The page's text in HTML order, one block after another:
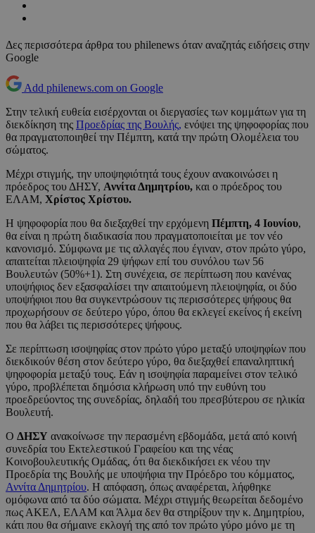
Δες περισσότερα άρθρα του philenews όταν αναζητάς ειδήσεις στην
Google
Add philenews.com on Google
Στην τελική ευθεία εισέρχονται οι διεργασίες των κομμάτων για τη
διεκδίκηση της Προεδρίας της Βουλής, ενόψει της ψηφοφορίας που
θα πραγματοποιηθεί την Πέμπτη, κατά την πρώτη Ολομέλεια του
σώματος.
Μέχρι στιγμής, την υποψηφιότητά τους έχουν ανακοινώσει η
πρόεδρος του ΔΗΣΥ, Αννίτα Δημητρίου, και ο πρόεδρος του
ΕΛΑΜ, Χρίστος Χρίστου.
Η ψηφοφορία που θα διεξαχθεί την ερχόμενη Πέμπτη, 4 Ιουνίου,
θα είναι η πρώτη διαδικασία που πραγματοποιείται με τον νέο
κανονισμό. Σύμφωνα με τις αλλαγές που έγιναν, στον πρώτο γύρο,
απαιτείται πλειοψηφία 29 ψήφων επί του συνόλου των 56
Βουλευτών (50%+1). Στη συνέχεια, σε περίπτωση που κανένας
υποψήφιος δεν εξασφαλίσει την απαιτούμενη πλειοψηφία, οι δύο
υποψήφιοι που θα συγκεντρώσουν τις περισσότερες ψήφους θα
προχωρήσουν σε δεύτερο γύρο, όπου θα εκλεγεί εκείνος ή εκείνη
που θα λάβει τις περισσότερες ψήφους.
Σε περίπτωση ισοψηφίας στον πρώτο γύρο μεταξύ υποψηφίων που
διεκδικούν θέση στον δεύτερο γύρο, θα διεξαχθεί επαναληπτική
ψηφοφορία μεταξύ τους. Εάν η ισοψηφία παραμείνει στον τελικό
γύρο, προβλέπεται δημόσια κλήρωση υπό την ευθύνη του
προεδρεύοντος της συνεδρίας, δηλαδή του πρεσβύτερου σε ηλικία
Βουλευτή.
Ο ΔΗΣΥ ανακοίνωσε την περασμένη εβδομάδα, μετά από κοινή
συνεδρία του Εκτελεστικού Γραφείου και της νέας
Κοινοβουλευτικής Ομάδας, ότι θα διεκδικήσει εκ νέου την
Προεδρία της Βουλής με υποψήφια την Πρόεδρο του κόμματος,
Αννίτα Δημητρίου. Η απόφαση, όπως αναφέρεται, λήφθηκε
ομόφωνα από τα δύο σώματα. Μέχρι στιγμής θεωρείται δεδομένο
πως ΑΚΕΛ, ΕΛΑΜ και Άλμα δεν θα στηρίξουν την κ. Δημητρίου,
κάτι που θα σήμαινε εκλογή της από τον πρώτο γύρο μόνο με τη